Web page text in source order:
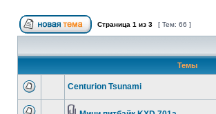
Страница 1 из 3 [ Тем: 66 ]
Темы
Centurion Tsunami